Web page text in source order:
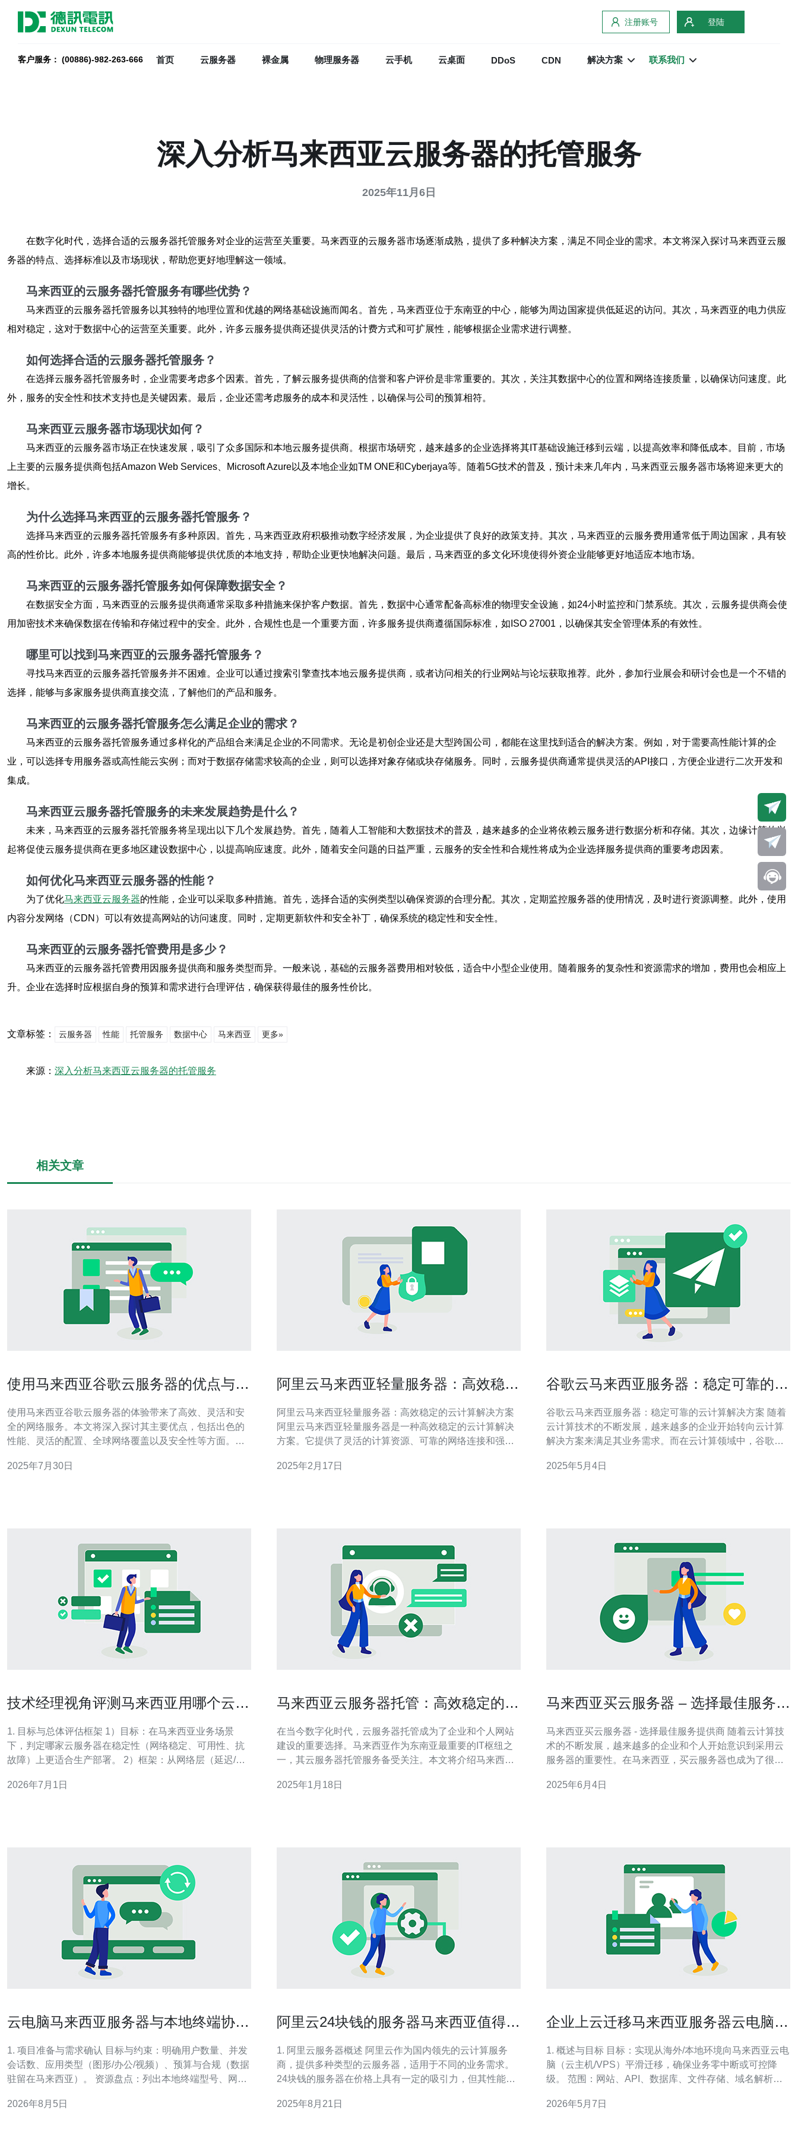
注册账号 登陆
客户服务： (00886)-982-263-666 首页 云服务器 裸金属 物理服务器 云手机 云桌面 DDoS CDN 解决方案 联系我们
深入分析马来西亚云服务器的托管服务
2025年11月6日
在数字化时代，选择合适的云服务器托管服务对企业的运营至关重要。马来西亚的云服务器市场逐渐成熟，提供了多种解决方案，满足不同企业的需求。本文将深入探讨马来西亚云服
务器的特点、选择标准以及市场现状，帮助您更好地理解这一领域。
马来西亚的云服务器托管服务有哪些优势？
马来西亚的云服务器托管服务以其独特的地理位置和优越的网络基础设施而闻名。首先，马来西亚位于东南亚的中心，能够为周边国家提供低延迟的访问。其次，马来西亚的电力供应
相对稳定，这对于数据中心的运营至关重要。此外，许多云服务提供商还提供灵活的计费方式和可扩展性，能够根据企业需求进行调整。
如何选择合适的云服务器托管服务？
在选择云服务器托管服务时，企业需要考虑多个因素。首先，了解云服务提供商的信誉和客户评价是非常重要的。其次，关注其数据中心的位置和网络连接质量，以确保访问速度。此
外，服务的安全性和技术支持也是关键因素。最后，企业还需考虑服务的成本和灵活性，以确保与公司的预算相符。
马来西亚云服务器市场现状如何？
马来西亚的云服务器市场正在快速发展，吸引了众多国际和本地云服务提供商。根据市场研究，越来越多的企业选择将其IT基础设施迁移到云端，以提高效率和降低成本。目前，市场
上主要的云服务提供商包括Amazon Web Services、Microsoft Azure以及本地企业如TM ONE和Cyberjaya等。随着5G技术的普及，预计未来几年内，马来西亚云服务器市场将迎来更大的
增长。
为什么选择马来西亚的云服务器托管服务？
选择马来西亚的云服务器托管服务有多种原因。首先，马来西亚政府积极推动数字经济发展，为企业提供了良好的政策支持。其次，马来西亚的云服务费用通常低于周边国家，具有较
高的性价比。此外，许多本地服务提供商能够提供优质的本地支持，帮助企业更快地解决问题。最后，马来西亚的多文化环境使得外资企业能够更好地适应本地市场。
马来西亚的云服务器托管服务如何保障数据安全？
在数据安全方面，马来西亚的云服务提供商通常采取多种措施来保护客户数据。首先，数据中心通常配备高标准的物理安全设施，如24小时监控和门禁系统。其次，云服务提供商会使
用加密技术来确保数据在传输和存储过程中的安全。此外，合规性也是一个重要方面，许多服务提供商遵循国际标准，如ISO 27001，以确保其安全管理体系的有效性。
哪里可以找到马来西亚的云服务器托管服务？
寻找马来西亚的云服务器托管服务并不困难。企业可以通过搜索引擎查找本地云服务提供商，或者访问相关的行业网站与论坛获取推荐。此外，参加行业展会和研讨会也是一个不错的
选择，能够与多家服务提供商直接交流，了解他们的产品和服务。
马来西亚的云服务器托管服务怎么满足企业的需求？
马来西亚的云服务器托管服务通过多样化的产品组合来满足企业的不同需求。无论是初创企业还是大型跨国公司，都能在这里找到适合的解决方案。例如，对于需要高性能计算的企
业，可以选择专用服务器或高性能云实例；而对于数据存储需求较高的企业，则可以选择对象存储或块存储服务。同时，云服务提供商通常提供灵活的API接口，方便企业进行二次开发和
集成。
马来西亚云服务器托管服务的未来发展趋势是什么？
未来，马来西亚的云服务器托管服务将呈现出以下几个发展趋势。首先，随着人工智能和大数据技术的普及，越来越多的企业将依赖云服务进行数据分析和存储。其次，边缘计算的兴
起将促使云服务提供商在更多地区建设数据中心，以提高响应速度。此外，随着安全问题的日益严重，云服务的安全性和合规性将成为企业选择服务提供商的重要考虑因素。
如何优化马来西亚云服务器的性能？
为了优化马来西亚云服务器的性能，企业可以采取多种措施。首先，选择合适的实例类型以确保资源的合理分配。其次，定期监控服务器的使用情况，及时进行资源调整。此外，使用
内容分发网络（CDN）可以有效提高网站的访问速度。同时，定期更新软件和安全补丁，确保系统的稳定性和安全性。
马来西亚的云服务器托管费用是多少？
马来西亚的云服务器托管费用因服务提供商和服务类型而异。一般来说，基础的云服务器费用相对较低，适合中小型企业使用。随着服务的复杂性和资源需求的增加，费用也会相应上
升。企业在选择时应根据自身的预算和需求进行合理评估，确保获得最佳的服务性价比。
文章标签： 云服务器 性能 托管服务 数据中心 马来西亚 更多»
来源： 深入分析马来西亚云服务器的托管服务
相关文章
使用马来西亚谷歌云服务器的优点与使
使用马来西亚谷歌云服务器的体验带来了高效、灵活和安
全的网络服务。本文将深入探讨其主要优点，包括出色的
性能、灵活的配置、全球网络覆盖以及安全性等方面。同
搭建和管理网站及应用。 出色的性能 选择马来西亚谷歌云
2025年7月30日
阿里云马来西亚轻量服务器：高效稳定
阿里云马来西亚轻量服务器：高效稳定的云计算解决方案
阿里云马来西亚轻量服务器是一种高效稳定的云计算解决
方案。它提供了灵活的计算资源、可靠的网络连接和强大
绍阿里云马来西亚轻量服务器的特点和优势。 阿里云马来
2025年2月17日
谷歌云马来西亚服务器：稳定可靠的云
谷歌云马来西亚服务器：稳定可靠的云计算解决方案 随着
云计算技术的不断发展，越来越多的企业开始转向云计算
解决方案来满足其业务需求。而在云计算领域中，谷歌云
将重点介绍谷歌云在马来西亚地区的服务器，为企业提供
2025年5月4日
技术经理视角评测马来西亚用哪个云服
1. 目标与总体评估框架 1）目标：在马来西亚业务场景
下，判定哪家云服务器在稳定性（网络稳定、可用性、抗
故障）上更适合生产部署。 2）框架：从网络层（延迟/抖
（IO/CPU抖动）、运维可观测性四个维度评估；同时兼顾
2026年7月1日
马来西亚云服务器托管：高效稳定的选
在当今数字化时代，云服务器托管成为了企业和个人网站
建设的重要选择。马来西亚作为东南亚最重要的IT枢纽之
一，其云服务器托管服务备受关注。本文将介绍马来西亚
西亚云服务器托管提供高效稳定的网络连接，这是其最大
2025年1月18日
马来西亚买云服务器 – 选择最佳服务提
马来西亚买云服务器 - 选择最佳服务提供商 随着云计算技
术的不断发展，越来越多的企业和个人开始意识到采用云
服务器的重要性。在马来西亚，买云服务器也成为了很多
不容易，本文将为您介绍如何选择最佳的服务提供商。 首
2025年6月4日
云电脑马来西亚服务器与本地终端协同
1. 项目准备与需求确认 目标与约束：明确用户数量、并发
会话数、应用类型（图形/办公/视频）、预算与合规（数据
驻留在马来西亚）。 资源盘点：列出本地终端型号、网络
收：定义SLA、RPO/RTO、测试指标（登录时延、帧率、
2026年8月5日
阿里云24块钱的服务器马来西亚值得投
1. 阿里云服务器概述 阿里云作为国内领先的云计算服务
商，提供多种类型的云服务器，适用于不同的业务需求。
24块钱的服务器在价格上具有一定的吸引力，但其性能和
器的基本配置。一般来说，这种低价服务器通常配置相对
2025年8月21日
企业上云迁移马来西亚服务器云电脑
1. 概述与目标 目标：实现从海外/本地环境向马来西亚云电
脑（云主机/VPS）平滑迁移，确保业务零中断或可控降
级。 范围：网站、API、数据库、文件存储、域名解析、
≤15分钟、RPO（数据丢失目标）≤5分钟、页面首字节时
2026年5月7日